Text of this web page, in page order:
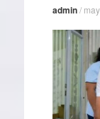
admin/